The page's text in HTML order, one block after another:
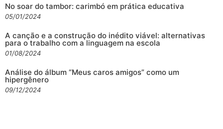
No soar do tambor: carimbó em prática educativa
05/01/2024
A canção e a construção do inédito viável: alternativas
para o trabalho com a linguagem na escola
01/08/2024
Análise do álbum “Meus caros amigos” como um
hipergênero
09/12/2024